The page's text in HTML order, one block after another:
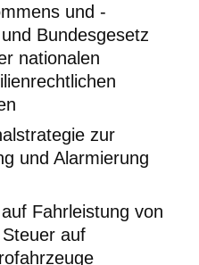
und -
Bundesgesetz
nationalen
zur
und Alarmierung
Fahrleistung von
auf